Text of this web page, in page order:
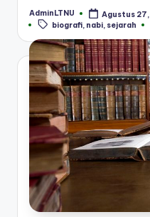
Posted
by
AdminLTNU Agustus
Tags:
biografi, nabi, sejarah